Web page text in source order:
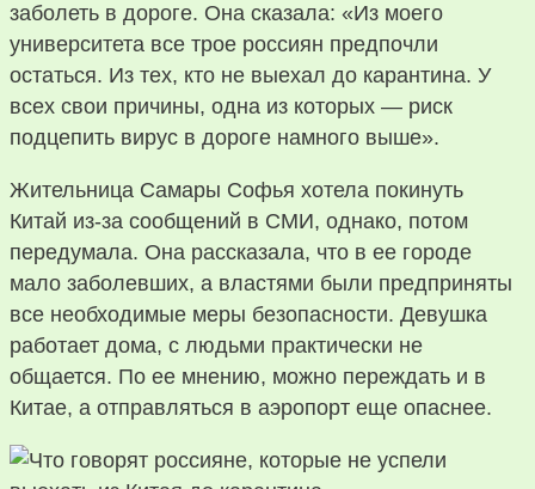
заболеть в дороге. Она сказала: «Из моего
университета все трое россиян предпочли
остаться. Из тех, кто не выехал до карантина. У
всех свои причины, одна из которых — риск
подцепить вирус в дороге намного выше».
Жительница Самары Софья хотела покинуть
Китай из-за сообщений в СМИ, однако, потом
передумала. Она рассказала, что в ее городе
мало заболевших, а властями были предприняты
все необходимые меры безопасности. Девушка
работает дома, с людьми практически не
общается. По ее мнению, можно переждать и в
Китае, а отправляться в аэропорт еще опаснее.